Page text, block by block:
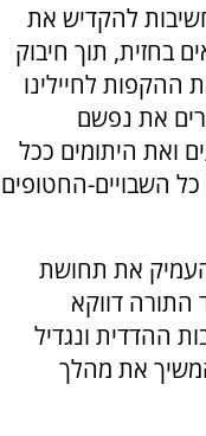
להקדיש את
בחזית, תוך חיבוק
ההקפות לחיילינו
את נפשם
ואת היתומים ככל
כל השבויים-החטופים
את תחושת
התורה דווקא
ההדדית ונגדיל
את מהלך